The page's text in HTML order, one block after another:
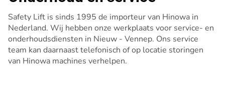
Safety Lift is sinds 1995 de importeur van Hinowa in
Nederland. Wij hebben onze werkplaats voor service- en
onderhoudsdiensten in Nieuw - Vennep. Ons service
team kan daarnaast telefonisch of op locatie storingen
van Hinowa machines verhelpen.